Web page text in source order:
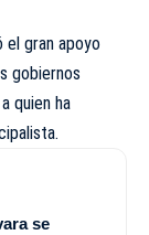
el gran apoyo
gobiernos
quien ha
se